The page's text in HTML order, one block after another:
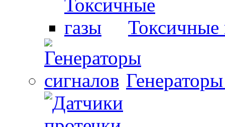
Токсичные